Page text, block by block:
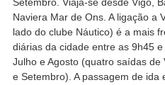
Setembro. Viaja-se desde Vigo,
Naviera Mar de Ons. A ligação a
lado do clube Náutico) é a mais
diárias da cidade entre as 9h45
Julho e Agosto (quatro saídas
e Setembro). A passagem de ida